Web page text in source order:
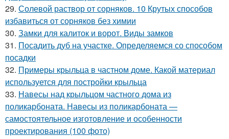
29. Солевой раствор от сорняков. 10 Крутых способов
избавиться от сорняков без химии
30. Замки для калиток и ворот. Виды замков
31. Посадить дуб на участке. Определяемся со способом
посадки
32. Примеры крыльца в частном доме. Какой материал
используется для постройки крыльца
33. Навесы над крыльцом частного дома из
поликарбоната. Навесы из поликарбоната —
самостоятельное изготовление и особенности
проектирования (100 фото)